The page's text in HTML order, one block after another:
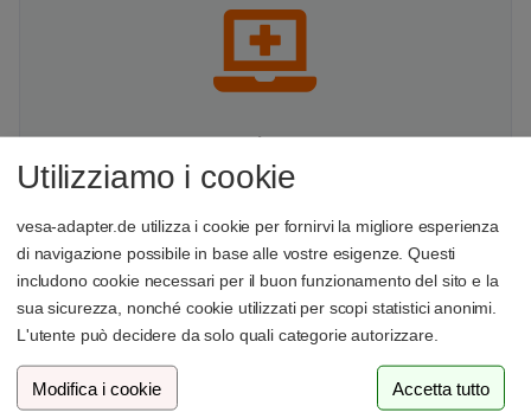
Fa Bene al Tuo Corpo
Il fissaggio del monitor a un supporto migliora l'angolo di
visione e l'ergonomia mentre sei seduto alla scrivania,
garantendo così una postura migliore
Hai domande?
Utilizziamo i cookie
vesa-adapter.de utilizza i cookie per fornirvi la migliore esperienza
di navigazione possibile in base alle vostre esigenze. Questi
includono cookie necessari per il buon funzionamento del sito e la
sua sicurezza, nonché cookie utilizzati per scopi statistici anonimi.
L'utente può decidere da solo quali categorie autorizzare.
Modifica i cookie Accetta tutto